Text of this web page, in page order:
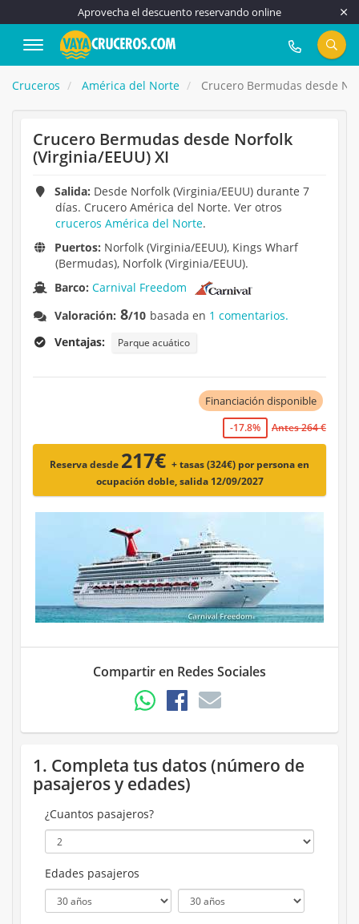
Aprovecha el descuento reservando online
917 815 555
Cruceros América del Norte Crucero Bermudas desde
Crucero Bermudas desde Norfolk
(Virginia/EEUU) XI
Salida: Desde Norfolk (Virginia/EEUU) durante 7
días. Crucero América del Norte. Ver otros
cruceros América del Norte.
Puertos: Norfolk (Virginia/EEUU), Kings Wharf
(Bermudas), Norfolk (Virginia/EEUU).
Barco:Carnival Freedom
Valoración: 8/10 basada en 1 comentarios.
Ventajas:
Parque acuático
Financiación disponible
-17.8% Antes 264 €
Reserva desde 217€ + tasas (324€) por persona en
ocupación doble, salida 12/09/2027
Compartir en Redes Sociales
1. Completa tus datos (número de
pasajeros y edades)
¿Cuantos pasajeros?
Edades pasajeros